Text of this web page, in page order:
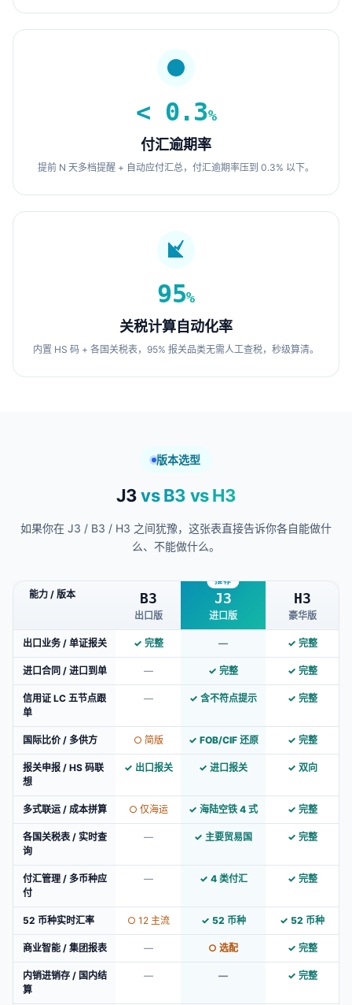
< 0.3%
付汇逾期率
提前 N 天多档提醒 + 自动应付汇总，付汇逾期率压到 0.3% 以下。
95%
关税计算自动化率
内置 HS 码 + 各国关税表，95% 报关品类无需人工查税，秒级算清。
版本选型
J3vs B3 vs H3
如果你在 J3 / B3 / H3 之间犹豫，这张表直接告诉你各自能做什
么、不能做什么。
能力 / 版本 B3
出口版
J3
进口版
H3
豪华版
出口业务 / 单证报关 ✓ 完整 — ✓ 完整
进口合同 / 进口到单 — ✓ 完整 ✓ 完整
信用证 LC 五节点跟
单
— ✓ 含不符点提示 ✓ 完整
国际比价 / 多供方 ○ 简版 ✓ FOB/CIF 还原 ✓ 完整
报关申报 / HS 码联
想
✓ 出口报关 ✓ 进口报关 ✓ 双向
多式联运 / 成本拼算 ○ 仅海运 ✓ 海陆空铁 4 式 ✓ 完整
各国关税表 / 实时查
询
— ✓ 主要贸易国 ✓ 完整
付汇管理 / 多币种应
付
— ✓ 4 类付汇 ✓ 完整
52 币种实时汇率 ○ 12 主流 ✓ 52 币种 ✓ 52 币种
商业智能 / 集团报表 — ○ 选配 ✓ 完整
内销进销存 / 国内结
算
— — ✓ 完整